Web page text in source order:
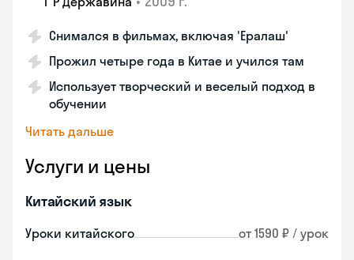
Снимался в фильмах, включая 'Ералаш'
Прожил четыре года в Китае и учился там
Использует творческий и веселый подход в
обучении
Читать дальше
Услуги и цены
Китайский язык
Уроки китайского от 1590 ₽ / урок